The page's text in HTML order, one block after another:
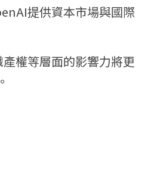
提供資本市場與國際
權等層面的影響力將更